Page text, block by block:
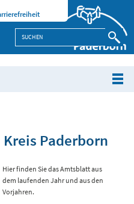
Paderborn
Hier finden Sie das Amtsblatt aus
dem laufenden Jahr und aus den
Vorjahren.